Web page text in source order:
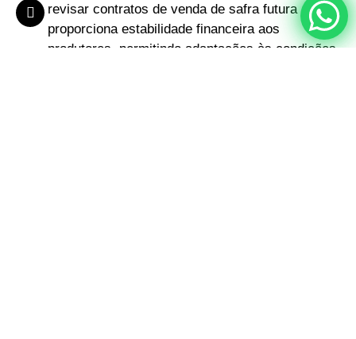
revisar contratos de venda de safra futura
proporciona estabilidade financeira aos
produtores, permitindo adaptações às condições